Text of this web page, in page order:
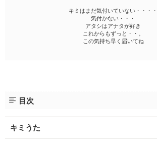
キミはまだ気付いていない・・・・
気付かない・・・
アタシはアナタが好き
これからもずっと・・。
この気持ち早く届いてね
目次
キミうた